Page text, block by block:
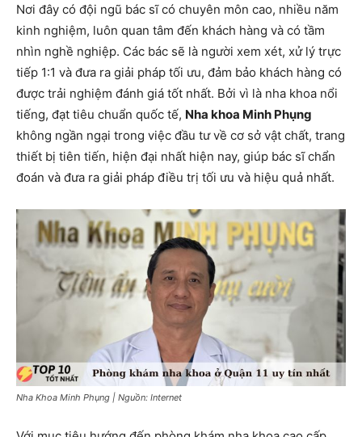
Nơi đây có đội ngũ bác sĩ có chuyên môn cao, nhiều năm
kinh nghiệm, luôn quan tâm đến khách hàng và có tầm
nhìn nghề nghiệp. Các bác sẽ là người xem xét, xử lý trực
tiếp 1:1 và đưa ra giải pháp tối ưu, đảm bảo khách hàng có
được trải nghiệm đánh giá tốt nhất. Bởi vì là nha khoa nổi
tiếng, đạt tiêu chuẩn quốc tế, Nha khoa Minh Phụng
không ngần ngại trong việc đầu tư về cơ sở vật chất, trang
thiết bị tiên tiến, hiện đại nhất hiện nay, giúp bác sĩ chẩn
đoán và đưa ra giải pháp điều trị tối ưu và hiệu quả nhất.
Nha Khoa Minh Phụng | Nguồn: Internet